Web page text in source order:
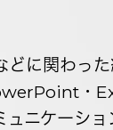
に関わった
・
ュニケーシ